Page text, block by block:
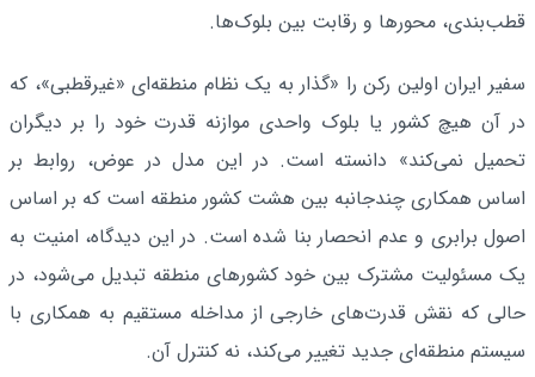
قطب‌بندی، محورها و رقابت بین بلوک‌ها.
سفیر ایران اولین رکن را «گذار به یک نظام منطقه‌ای «غیرقطبی»، که
در آن هیچ کشور یا بلوک واحدی موازنه قدرت خود را بر دیگران
تحمیل نمی‌کند» دانسته است. در این مدل در عوض، روابط بر
اساس همکاری چندجانبه بین هشت کشور منطقه است که بر اساس
اصول برابری و عدم انحصار بنا شده است. در این دیدگاه، امنیت به
یک مسئولیت مشترک بین خود کشورهای منطقه تبدیل می‌شود، در
حالی که نقش قدرت‌های خارجی از مداخله مستقیم به همکاری با
سیستم منطقه‌ای جدید تغییر می‌کند، نه کنترل آن.